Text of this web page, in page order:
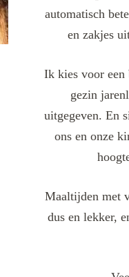
automatisch
en zakjes
Ik kies voor een
gezin
uitgegeven. En
ons en onze
Maaltijden met
dus en lekker,